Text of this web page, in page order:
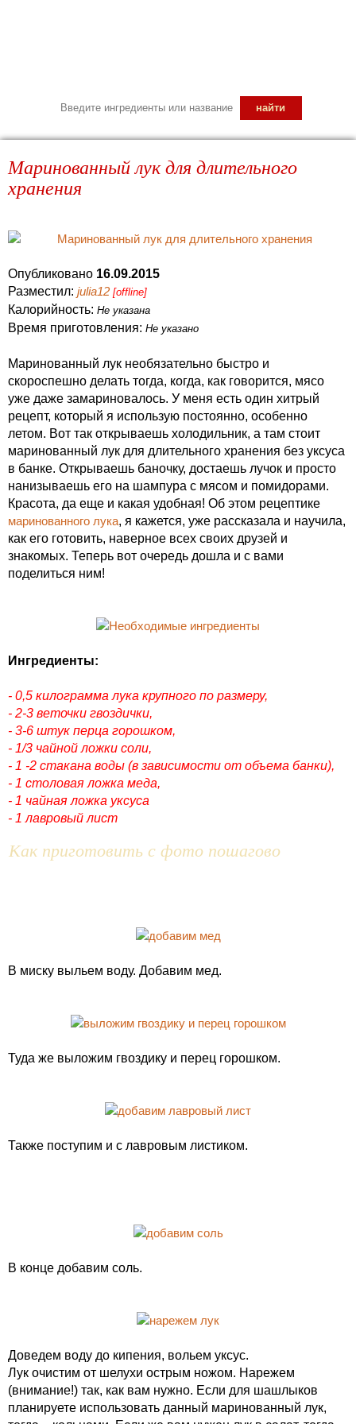
Маринованный лук для длительного
хранения
Опубликовано 16.09.2015
Разместил: julia12 [offline]
Калорийность: Не указана
Время приготовления: Не указано
Маринованный лук необязательно быстро и
скороспешно делать тогда, когда, как говорится, мясо
уже даже замариновалось. У меня есть один хитрый
рецепт, который я использую постоянно, особенно
летом. Вот так открываешь холодильник, а там стоит
маринованный лук для длительного хранения без уксуса
в банке. Открываешь баночку, достаешь лучок и просто
нанизываешь его на шампура с мясом и помидорами.
Красота, да еще и какая удобная! Об этом рецептике
маринованного лука, я кажется, уже рассказала и научила,
как его готовить, наверное всех своих друзей и
знакомых. Теперь вот очередь дошла и с вами
поделиться ним!
Ингредиенты:
- 0,5 килограмма лука крупного по размеру,
- 2-3 веточки гвоздички,
- 3-6 штук перца горошком,
- 1/3 чайной ложки соли,
- 1 -2 стакана воды (в зависимости от объема банки),
- 1 столовая ложка меда,
- 1 чайная ложка уксуса
- 1 лавровый лист
Как приготовить с фото пошагово
В миску выльем воду. Добавим мед.
Туда же выложим гвоздику и перец горошком.
Также поступим и с лавровым листиком.
В конце добавим соль.
Доведем воду до кипения, вольем уксус.
Лук очистим от шелухи острым ножом. Нарежем
(внимание!) так, как вам нужно. Если для шашлыков
планируете использовать данный маринованный лук,